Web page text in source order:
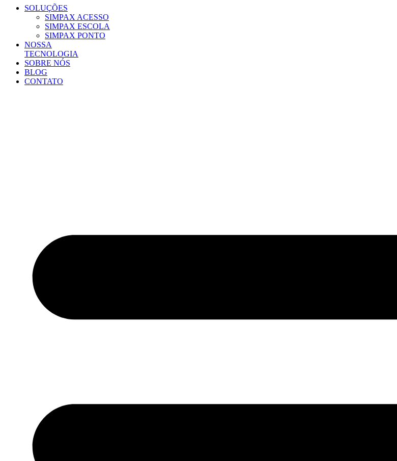
SOLUÇÕES
SIMPAX ACESSO
SIMPAX ESCOLA
SIMPAX PONTO
NOSSA
TECNOLOGIA
SOBRE NÓS
BLOG
CONTATO